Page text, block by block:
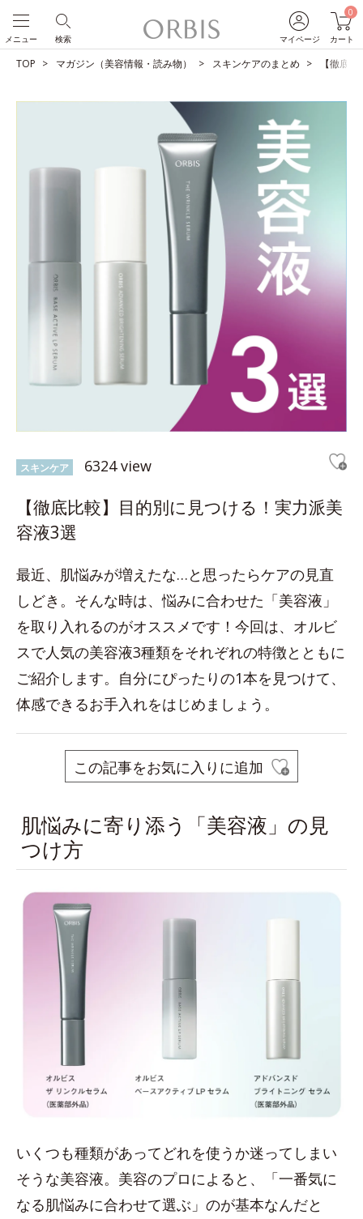
マイページ
0
カート
検索
メニュー
TOP マガジン（美容情報・読み物） スキンケアのまとめ 【徹底
スキンケア 6324 view
【徹底比較】目的別に見つける！実力派美
容液3選
最近、肌悩みが増えたな…と思ったらケアの見直
しどき。そんな時は、悩みに合わせた「美容液」
を取り入れるのがオススメです！今回は、オルビ
スで人気の美容液3種類をそれぞれの特徴とともに
ご紹介します。自分にぴったりの1本を見つけて、
体感できるお手入れをはじめましょう。
この記事をお気に入りに追加
肌悩みに寄り添う「美容液」の見
つけ方
いくつも種類があってどれを使うか迷ってしまい
そうな美容液。美容のプロによると、「一番気に
なる肌悩みに合わせて選ぶ」のが基本なんだと